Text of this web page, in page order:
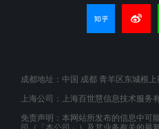
成都地址：中国 成都 青羊区东城根
上海公司：上海百世慧信息技术服务
免责声明：本网站所发布的信息中可